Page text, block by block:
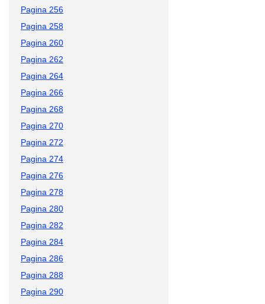
Pagina 256
Pagina 258
Pagina 260
Pagina 262
Pagina 264
Pagina 266
Pagina 268
Pagina 270
Pagina 272
Pagina 274
Pagina 276
Pagina 278
Pagina 280
Pagina 282
Pagina 284
Pagina 286
Pagina 288
Pagina 290